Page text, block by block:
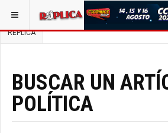
ESTÁ AQUÍ: BUSCAR UN ARTÍCULO EN
RÉPLICA
BUSCAR UN
POLÍTICA